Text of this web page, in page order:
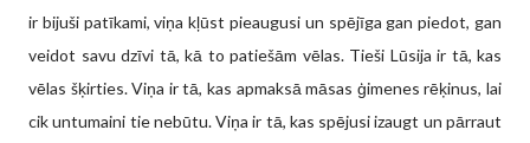
ir bijuši patīkami, viņa kļūst pieaugusi un spējīga gan piedot, gan
veidot savu dzīvi tā, kā to patiešām vēlas. Tieši Lūsija ir tā, kas
vēlas šķirties. Viņa ir tā, kas apmaksā māsas ģimenes rēķinus, lai
cik untumaini tie nebūtu. Viņa ir tā, kas spējusi izaugt un pārraut